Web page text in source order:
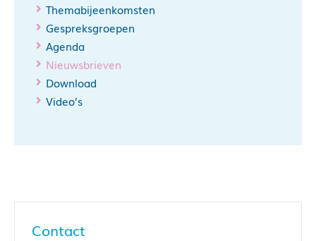
Themabijeenkomsten
Gespreksgroepen
Agenda
Nieuwsbrieven
Download
Video’s
Contact